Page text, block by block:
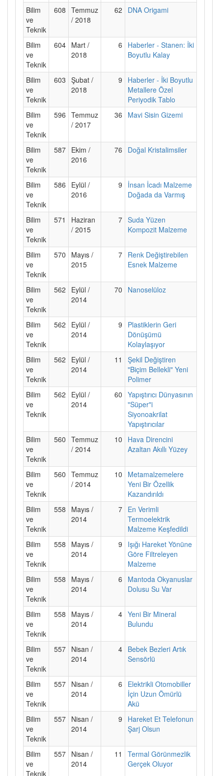
Bilim
ve
Teknik
608 Temmuz
/ 2018
62 DNA Origami
Bilim
ve
Teknik
604 Mart /
2018
6
Haberler - Stanen: İki
Boyutlu Kalay
Bilim
ve
Teknik
603 Şubat /
2018
9
Haberler - İki Boyutlu
Metallere Özel
Periyodik Tablo
Bilim
ve
Teknik
596 Temmuz
/ 2017
36 Mavi Sisin Gizemi
Bilim
ve
Teknik
587 Ekim /
2016
76 Doğal Kristalimsiler
Bilim
ve
Teknik
586
Eylül /
2016
9
İnsan İcadı Malzeme
Doğada da Varmış
Bilim
ve
Teknik
571
Haziran
/ 2015
7 Suda Yüzen
Kompozit Malzeme
Bilim
ve
Teknik
570
Mayıs /
2015
7 Renk Değiştirebilen
Esnek Malzeme
Bilim
ve
Teknik
562
Eylül /
2014
70 Nanoselüloz
Bilim
ve
Teknik
562
Eylül /
2014
9
Plastiklerin Geri
Dönüşümü
Kolaylaşıyor
Bilim
ve
Teknik
562
Eylül /
2014
11
Şekil Değiştiren
"Biçim Bellekli" Yeni
Polimer
Bilim
ve
Teknik
562
Eylül /
2014
60 Yapıştırıcı Dünyasının
"Süper"i
Siyonoakrilat
Yapıştırıcılar
Bilim
ve
Teknik
560 Temmuz
/ 2014
10
Hava Direncini
Azaltan Akıllı Yüzey
Bilim
ve
Teknik
560 Temmuz
/ 2014
10
Metamalzemelere
Yeni Bir Özellik
Kazandırıldı
Bilim
ve
Teknik
558
Mayıs /
2014
7 En Verimli
Termoelektrik
Malzeme Keşfedildi
Bilim
ve
Teknik
558
Mayıs /
2014
9
Işığı Hareket Yönüne
Göre Filtreleyen
Malzeme
Bilim
ve
Teknik
558
Mayıs /
2014
6
Mantoda Okyanuslar
Dolusu Su Var
Bilim
ve
Teknik
558
Mayıs /
2014
4 Yeni Bir Mineral
Bulundu
Bilim
ve
Teknik
557 Nisan /
2014
4 Bebek Bezleri Artık
Sensörlü
Bilim
ve
Teknik
557 Nisan /
2014
6
Elektrikli Otomobiller
İçin Uzun Ömürlü
Akü
Bilim
ve
Teknik
557 Nisan /
2014
9
Hareket Et Telefonun
Şarj Olsun
Bilim
ve
Teknik
557 Nisan /
2014
11
Termal Görünmezlik
Gerçek Oluyor